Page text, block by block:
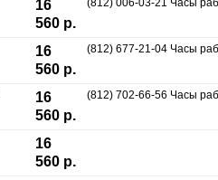
16
560 р.
(812) 006-03-21 Часы
16
560 р.
(812) 677-21-04 Часы
16
560 р.
(812) 702-66-56 Часы
16
560 р.